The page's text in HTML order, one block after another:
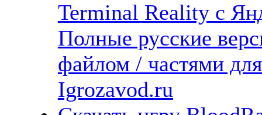
Terminal Reality с
Полные русские
файлом / частями
Igrozavod.ru